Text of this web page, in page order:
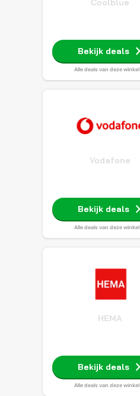
Coolblue
Bekijk deals
Alle deals van deze winkel
Vodafone
Bekijk deals
Alle deals van deze winkel
HEMA
Bekijk deals
Alle deals van deze winkel